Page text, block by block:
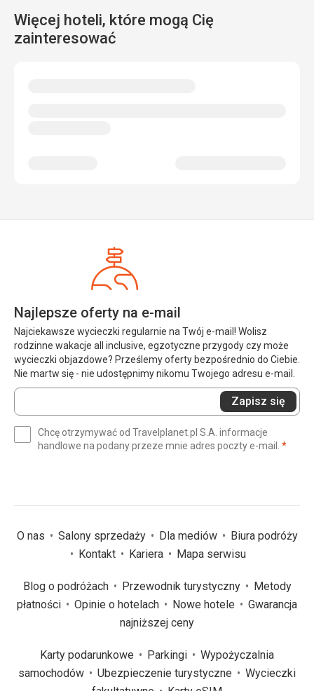
Więcej hoteli, które mogą Cię
zainteresować
Najlepsze oferty na e-mail
Najciekawsze wycieczki regularnie na Twój e-mail! Wolisz
rodzinne wakacje all inclusive, egzotyczne przygody czy może
wycieczki objazdowe? Prześlemy oferty bezpośrednio do Ciebie.
Nie martw się - nie udostępnimy nikomu Twojego adresu e-mail.
Wprowadź
swój
(wymagane)
Zapisz się
Chcę otrzymywać od Travelplanet.pl S.A. informacje
handlowe na podany przeze mnie adres poczty e-mail. *
O nas Salony sprzedaży Dla mediów
Biura podróży
Kontakt
Kariera Mapa serwisu
Blog o podróżach Przewodnik turystyczny
Metody
płatności
Opinie o hotelach Nowe hotele
Gwarancja
najniższej ceny
Karty podarunkowe Parkingi
Wypożyczalnia
samochodów
Ubezpieczenie turystyczne
Wycieczki